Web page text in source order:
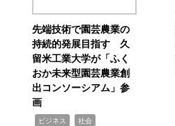
先端技術で園芸農業の
持続的発展目指す 久
留米工業大学が「ふく
おか未来型園芸農業創
出コンソーシアム」参
画
ビジネス 社会